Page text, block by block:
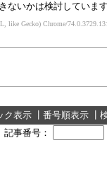
ないかは検討しています
Gecko) Chrome/
ク表示 番号順表示
記事番号：